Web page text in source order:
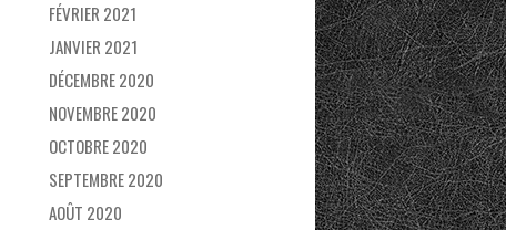
FÉVRIER 2021
JANVIER 2021
DÉCEMBRE 2020
NOVEMBRE 2020
OCTOBRE 2020
SEPTEMBRE 2020
AOÛT 2020